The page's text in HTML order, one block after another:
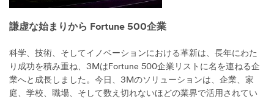
謙虚な始まりから Fortune 500企業
科学、技術、そしてイノベーションにおける革新は、長年にわた
り成功を積み重ね、3MはFortune 500企業リストに名を連ねる企
業へと成長しました。今日、3Mのソリューションは、企業、家
庭、学校、職場、そして数え切れないほどの業界で活用されてい